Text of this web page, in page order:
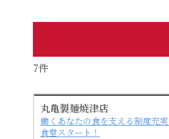
7件
丸亀製麺焼津店
働くあなたの食を支える制度充
食堂スタート！